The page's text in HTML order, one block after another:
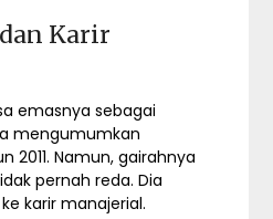
Karir
emasnya sebagai
mengumumkan
2011. Namun, gairahnya
pernah reda. Dia
karir manajerial.